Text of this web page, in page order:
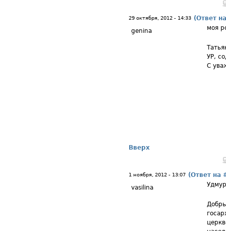
29 октября, 2012 - 14:33 (Ответ
genina
моя
УР,
С
Вверх
1 ноября, 2012 - 13:07 (Ответ на
vasilina